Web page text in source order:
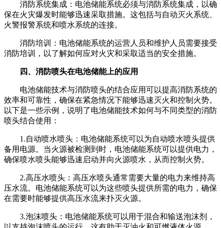
消防系统集成：电池储能系统必须与消防系统集成，以确
保在火灾爆发时能够迅速采取措施。这包括与自动灭火系统、
火警报警系统和喷水系统的连接。
消防培训：电池储能系统的运营人员和维护人员需要接受
消防培训，以了解如何应对火灾和采取适当的安全措施。
四、消防喷头在电池储能上的应用
电池储能技术与消防喷头的结合应用可以提高消防系统的
效率和可靠性，确保在紧急情况下能够迅速灭火和控制火势。
以下是一些示例，说明了电池储能技术如何与不同类型的消防
喷头结合使用：
1.自动喷水喷头：电池储能系统可以为自动喷水喷头提供
备用电源。当火源被检测到时，电池储能系统可以提供电力，
确保喷水喷头能够迅速启动并向火源喷水，从而控制火势。
2.高压水喷头：高压水喷头通常需要大量的电力来维持高
压水流。电池储能系统可以为这些喷头提供所需的电力，确保
在需要时能够提供高压水流来扑灭火源。
3.泡沫喷头：电池储能系统可以用于混合和输送泡沫剂，